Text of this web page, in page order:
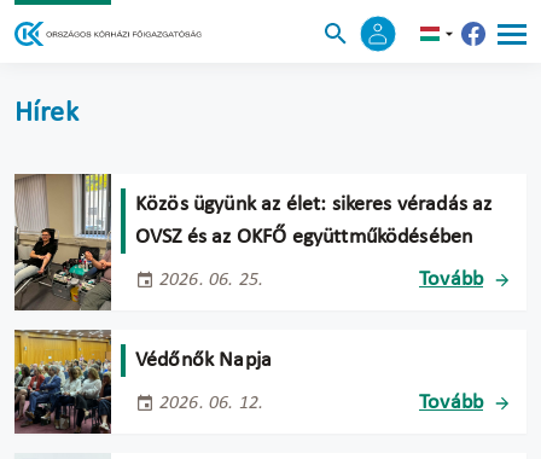
Hírek
Közös ügyünk az élet: sikeres véradás az
OVSZ és az OKFŐ együttműködésében
2026. 06. 25. Tovább
Védőnők Napja
2026. 06. 12. Tovább